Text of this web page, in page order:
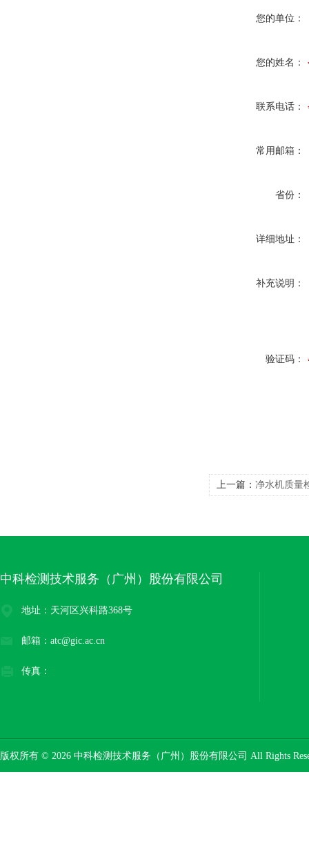
您的单位：
您的姓名：
联系电话：
常用邮箱：
省份：
详细地址：
补充说明：
验证码：
上一篇： 净水机质量
中科检测技术服务（广州）股份有限公司
地址：天河区兴科路368号
邮箱：atc@gic.ac.cn
传真：
版权所有 © 2026 中科检测技术服务（广州）股份有限公司 All Rights